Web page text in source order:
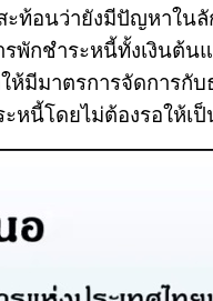
ว่ายังมีปัญหาในลัก
พักชำระหนี้ทั้งเงินต้
ห้มีมาตรการจัดกา
หนี้โดยไม่ต้องรอให้เ